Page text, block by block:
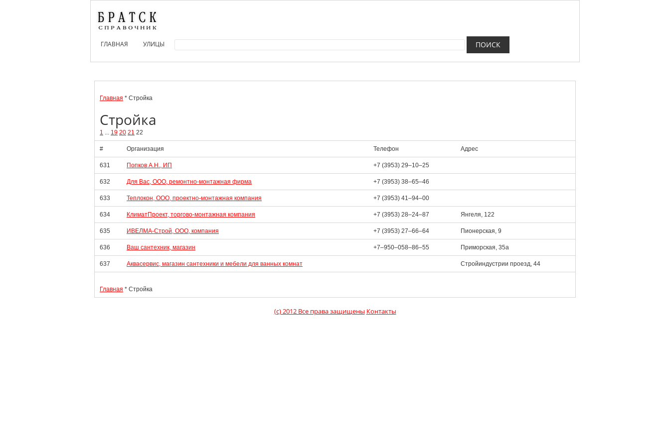
ГЛАВНАЯ УЛИЦЫ
Главная * Стройка
Стройка
1 ... 19 20 21 22
# Организация Телефон Адрес
631 Попков А.Н., ИП +7 (3953) 29‒10‒25
632 Для Вас, ООО, ремонтно-монтажная фирма +7 (3953) 38‒65‒46
633 Теплокон, ООО, проектно-монтажная компания +7 (3953) 41‒94‒00
634 КлиматПроект, торгово-монтажная компания +7 (3953) 28‒24‒87 Янгеля, 122
635 ИВЕЛМА-Строй, ООО, компания +7 (3953) 27‒66‒64 Пионерская, 9
636 Ваш сантехник, магазин +7‒950‒058‒86‒55 Приморская, 35а
637 Аквасервис, магазин сантехники и мебели для ванных комнат Стройиндустрии проезд, 44
Главная * Стройка
(c) 2012 Все права защищены Контакты